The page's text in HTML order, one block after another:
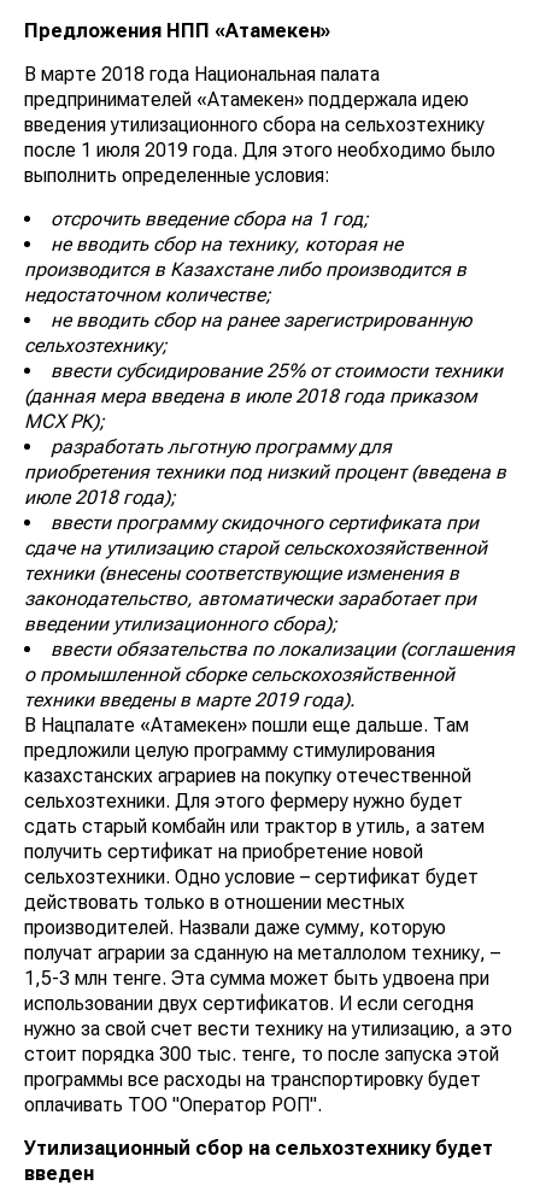
Предложения НПП «Атамекен»
В марте 2018 года Национальная палата
предпринимателей «Атамекен» поддержала идею
введения утилизационного сбора на сельхозтехнику
после 1 июля 2019 года. Для этого необходимо было
выполнить определенные условия:
отсрочить введение сбора на 1 год;
не вводить сбор на технику, которая не
производится в Казахстане либо производится в
недостаточном количестве;
не вводить сбор на ранее зарегистрированную
сельхозтехнику;
ввести субсидирование 25% от стоимости техники
(данная мера введена в июле 2018 года приказом
МСХ РК);
разработать льготную программу для
приобретения техники под низкий процент (введена в
июле 2018 года);
ввести программу скидочного сертификата при
сдаче на утилизацию старой сельскохозяйственной
техники (внесены соответствующие изменения в
законодательство, автоматически заработает при
введении утилизационного сбора);
ввести обязательства по локализации (соглашения
о промышленной сборке сельскохозяйственной
техники введены в марте 2019 года).
В Нацпалате «Атамекен» пошли еще дальше. Там
предложили целую программу стимулирования
казахстанских аграриев на покупку отечественной
сельхозтехники. Для этого фермеру нужно будет
сдать старый комбайн или трактор в утиль, а затем
получить сертификат на приобретение новой
сельхозтехники. Одно условие – сертификат будет
действовать только в отношении местных
производителей. Назвали даже сумму, которую
получат аграрии за сданную на металлолом технику, –
1,5-3 млн тенге. Эта сумма может быть удвоена при
использовании двух сертификатов. И если сегодня
нужно за свой счет вести технику на утилизацию, а это
стоит порядка 300 тыс. тенге, то после запуска этой
программы все расходы на транспортировку будет
оплачивать ТОО "Оператор РОП".
Утилизационный сбор на сельхозтехнику будет
введен